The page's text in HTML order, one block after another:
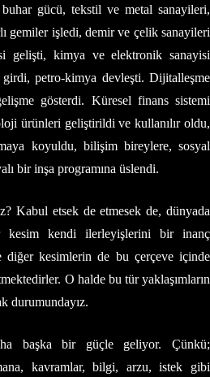
gücü, tekstil ve metal sanayileri,
gemiler işledi, demir ve çelik sanayileri
gelişti, kimya ve elektronik sanayisi
petro-kimya devleşti. Dijitalleşme
gösterdi. Küresel finans sistemi
ürünleri geliştirildi ve kullanılır oldu,
koyuldu, bilişim bireylere, sosyal
bir inşa programına üslendi.
Kabul etsek de etmesek de, dünyada
kendi ilerleyişlerini bir inanç
diğer kesimlerin de bu çerçeve içinde
O halde bu tür yaklaşımların
durumundayız.
başka bir güçle geliyor. Çünkü;
kavramlar, bilgi, arzu, istek gibi